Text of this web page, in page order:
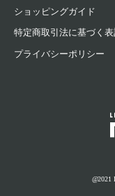
ショッピングガイド
特定商取引法に基づく
プライバシーポリシー
@2021